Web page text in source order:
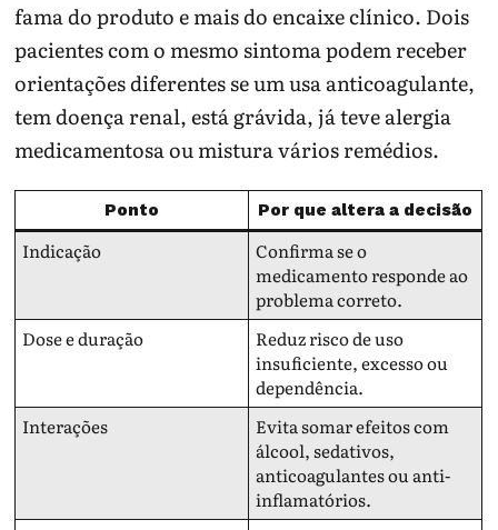
fama do produto e mais do encaixe clínico. Dois
pacientes com o mesmo sintoma podem receber
orientações diferentes se um usa anticoagulante,
tem doença renal, está grávida, já teve alergia
medicamentosa ou mistura vários remédios.
Ponto Por que altera a decisão
Indicação
Confirma se o
medicamento responde ao
problema correto.
Dose e duração
Reduz risco de uso
insuficiente, excesso ou
dependência.
Interações
Evita somar efeitos com
álcool, sedativos,
anticoagulantes ou anti-
inflamatórios.